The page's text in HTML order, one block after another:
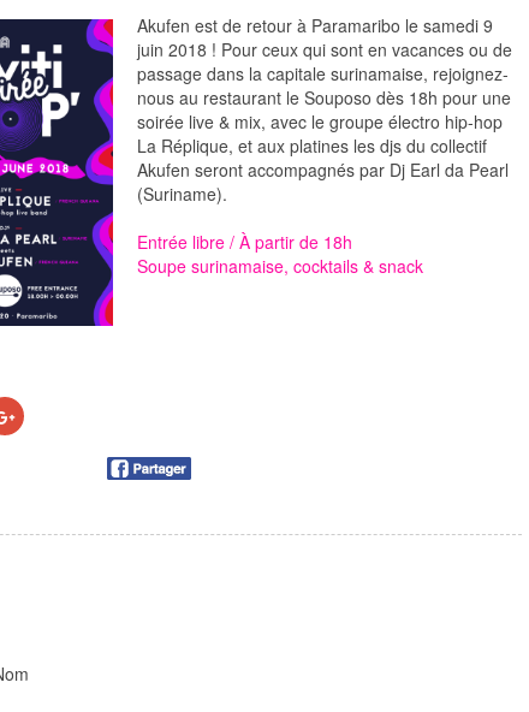
Akufen est de retour à Paramaribo le samedi 9
juin 2018 ! Pour ceux qui sont en vacances ou de
passage dans la capitale surinamaise, rejoignez-
nous au restaurant le Souposo dès 18h pour une
soirée live & mix, avec le groupe électro hip-hop
La Réplique, et aux platines les djs du collectif
Akufen seront accompagnés par Dj Earl da Pearl
(Suriname).
Entrée libre / À partir de 18h
Soupe surinamaise, cocktails & snack
Cliquez
pour
fenêtre)